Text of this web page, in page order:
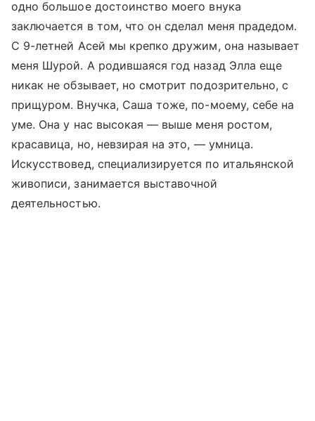
одно большое достоинство моего внука
заключается в том, что он сделал меня прадедом.
С 9-летней Асей мы крепко дружим, она называет
меня Шурой. А родившаяся год назад Элла еще
никак не обзывает, но смотрит подозрительно, с
прищуром. Внучка, Саша тоже, по-моему, себе на
уме. Она у нас высокая — выше меня ростом,
красавица, но, невзирая на это, — умница.
Искусствовед, специализируется по итальянской
живописи, занимается выставочной
деятельностью.